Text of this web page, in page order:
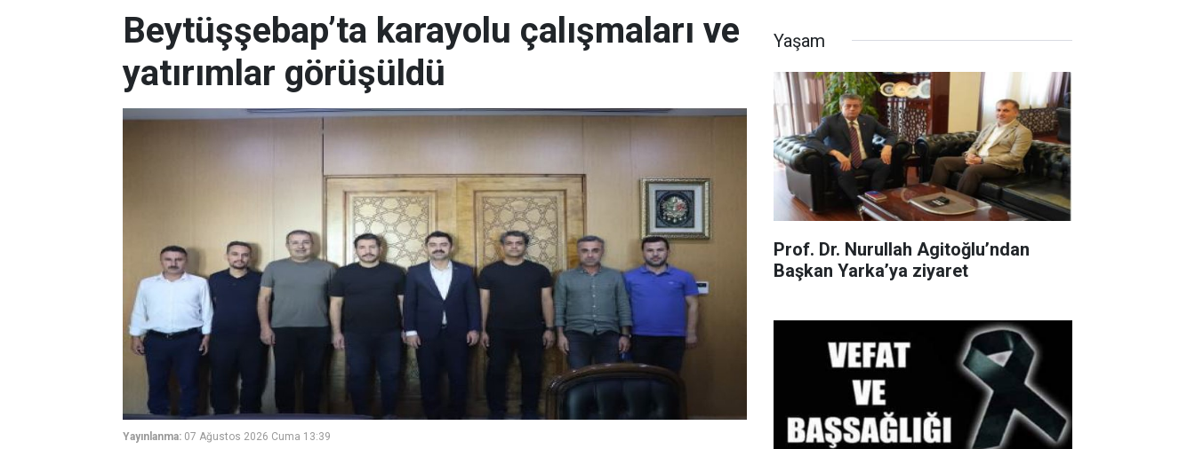
Beytüşşebap’ta karayolu çalışmaları ve
yatırımlar görüşüldü
Yayınlanma: 07 Ağustos 2026 Cuma 13:39
Yaşam
Prof. Dr. Nurullah Agitoğlu’ndan
Başkan Yarka’ya ziyaret